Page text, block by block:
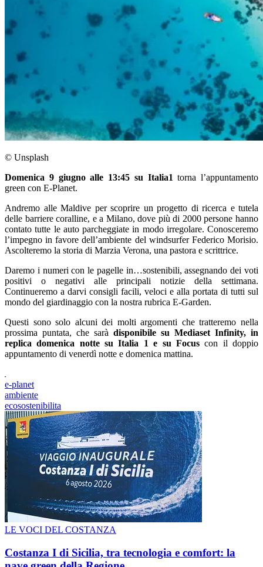
© Unsplash
Domenica 9 giugno alle 13:45 su Italia1torna l’appuntamento
green con E-Planet.
Andremo alle Maldive per scoprire un progetto di ricerca e tutela
delle barriere coralline, e a Milano, dove più di 2000 persone hanno
contato tutte le auto parcheggiate in modo irregolare. Conosceremo
l’impegno in favore dell’ambiente del windsurfer Federico Morisio.
Ascolteremo la storia di Marzia Verona, una pastora e scrittrice.
Daremo i numeri con le pagelle in…sostenibili, assegnando dei voti
positivi o negativi alle principali notizie della settimana.
Continueremo a darvi consigli facili, veloci e alla portata di tutti sul
mondo del giardinaggio con la nostra rubrica E-Garden.
Questi sono solo alcuni dei molti argomenti che tratteremo nella
prossima puntata, che sarà disponibile su Mediaset Infinity, in
replica domenica notte su Italia 1 e su Focuscon il doppio
appuntamento di venerdì notte e domenica mattina.
e-planet
ambiente
ecosostenibilita
LE VOCI DEL COSTANZA
Costanza I di Sicilia, tra tecnologia e comfort: la